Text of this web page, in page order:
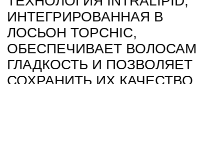
ДО 94%
ИНГРЕДИЕНТОВ
НАТУРАЛЬНОГО
2